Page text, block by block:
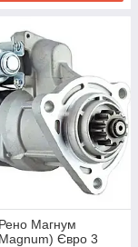
Магнум
Євро 3